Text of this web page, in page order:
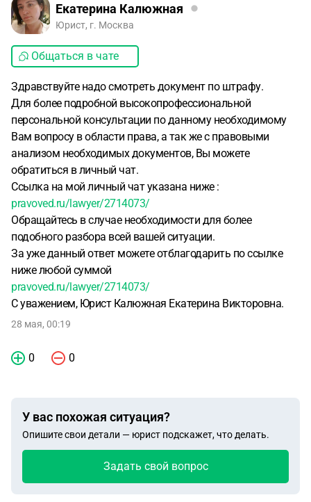
Екатерина Калюжная
Юрист, г. Москва
Общаться в чате
Здравствуйте надо смотреть документ по штрафу.
Для более подробной высокопрофессиональной
персональной консультации по данному необходимому
Вам вопросу в области права, а так же с правовыми
анализом необходимых документов, Вы можете
обратиться в личный чат.
Ссылка на мой личный чат указана ниже :
pravoved.ru/lawyer/2714073/
Обращайтесь в случае необходимости для более
подобного разбора всей вашей ситуации.
За уже данный ответ можете отблагодарить по ссылке
ниже любой суммой
pravoved.ru/lawyer/2714073/
С уважением, Юрист Калюжная Екатерина Викторовна.
28 мая, 00:19
0 0
У вас похожая ситуация?
Опишите свои детали — юрист подскажет, что делать.
Задать свой вопрос